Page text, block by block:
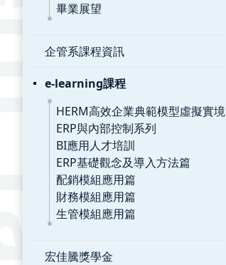
畢業展望
企管系課程資訊
e-learning課程
HERM高效企業典範模型虛擬實境
ERP與內部控制系列
BI應用人才培訓
ERP基礎觀念及導入方法篇
配銷模組應用篇
財務模組應用篇
生管模組應用篇
宏佳騰獎學金